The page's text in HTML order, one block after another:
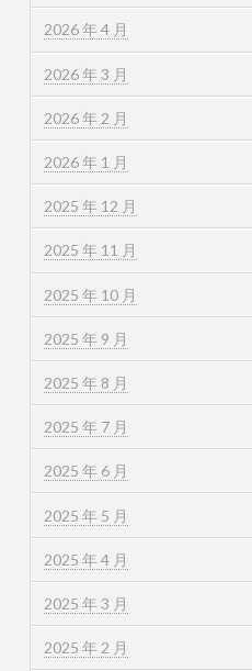
2026 年 4 月
2026 年 3 月
2026 年 2 月
2026 年 1 月
2025 年 12 月
2025 年 11 月
2025 年 10 月
2025 年 9 月
2025 年 8 月
2025 年 7 月
2025 年 6 月
2025 年 5 月
2025 年 4 月
2025 年 3 月
2025 年 2 月